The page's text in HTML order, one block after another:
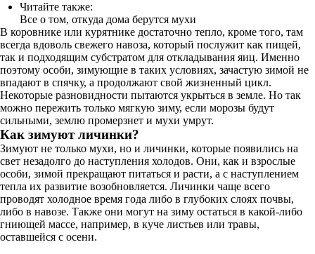
Читайте также:
Все о том, откуда дома берутся мухи
В коровнике или курятнике достаточно тепло, кроме того, там
всегда вдоволь свежего навоза, который послужит как пищей,
так и подходящим субстратом для откладывания яиц. Именно
поэтому особи, зимующие в таких условиях, зачастую зимой не
впадают в спячку, а продолжают свой жизненный цикл.
Некоторые разновидности пытаются укрыться в земле. Но так
можно пережить только мягкую зиму, если морозы будут
сильными, землю промерзнет и мухи умрут.
Как зимуют личинки?
Зимуют не только мухи, но и личинки, которые появились на
свет незадолго до наступления холодов. Они, как и взрослые
особи, зимой прекращают питаться и расти, а с наступлением
тепла их развитие возобновляется. Личинки чаще всего
проводят холодное время года либо в глубоких слоях почвы,
либо в навозе. Также они могут на зиму остаться в какой-либо
гниющей массе, например, в куче листьев или травы,
оставшейся с осени.